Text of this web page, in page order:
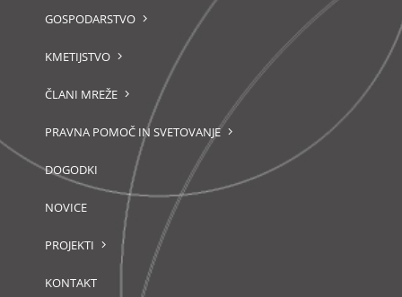
GOSPODARSTVO
KMETIJSTVO
ČLANI MREŽE
PRAVNA POMOČ IN SVETOVANJE
DOGODKI
NOVICE
PROJEKTI
KONTAKT